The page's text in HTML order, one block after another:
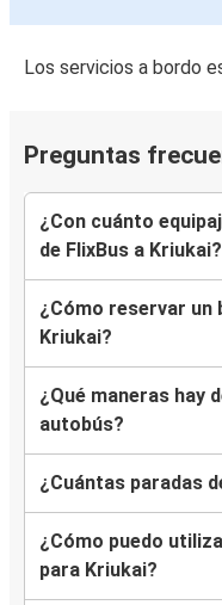
Los servicios a bordo
Preguntas
¿Con cuánto
de FlixBus a Kriukai?
¿Cómo reservar un
Kriukai?
¿Qué maneras hay
autobús?
¿Cuántas paradas
¿Cómo puedo
para Kriukai?